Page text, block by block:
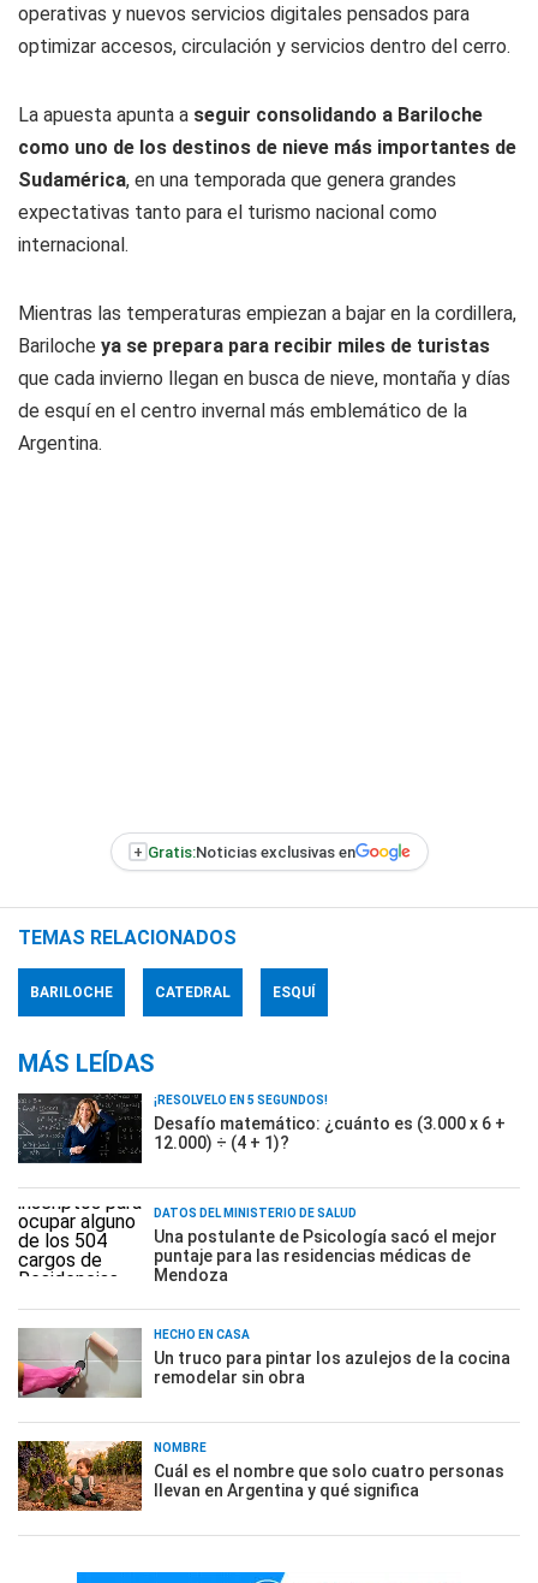
operativas y nuevos servicios digitales pensados para
optimizar accesos, circulación y servicios dentro del cerro.
La apuesta apunta a seguir consolidando a Bariloche
como uno de los destinos de nieve más importantes de
Sudamérica, en una temporada que genera grandes
expectativas tanto para el turismo nacional como
internacional.
Mientras las temperaturas empiezan a bajar en la cordillera,
Bariloche ya se prepara para recibir miles de turistas
que cada invierno llegan en busca de nieve, montaña y días
de esquí en el centro invernal más emblemático de la
Argentina.
+ Gratis:Noticias exclusivas en
TEMAS RELACIONADOS
BARILOCHE CATEDRAL ESQUÍ
MÁS LEÍDAS
¡RESOLVELO EN 5 SEGUNDOS!
Desafío matemático: ¿cuánto es (3.000 x 6 +
12.000) ÷ (4 + 1)?
DATOS DEL MINISTERIO DE SALUD
Una postulante de Psicología sacó el mejor
puntaje para las residencias médicas de
Mendoza
HECHO EN CASA
Un truco para pintar los azulejos de la cocina
remodelar sin obra
NOMBRE
Cuál es el nombre que solo cuatro personas
llevan en Argentina y qué significa